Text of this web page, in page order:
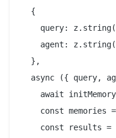
  {
query:
agent:
  },
async ({ query,
await
const memories
const results =